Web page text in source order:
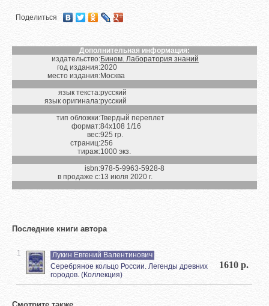
Поделиться
Дополнительная информация:
издательство:Бином. Лаборатория знаний
год издания:2020
место издания:Москва
язык текста:русский
язык оригинала:русский
тип обложки:Твердый переплет
формат:84х108 1/16
вес:925 гр.
страниц:256
тираж:1000 экз.
isbn:978-5-9963-5928-8
в продаже с:13 июля 2020 г.
Последние книги автора
1
Лукин Евгений Валентинович
Серебряное кольцо России. Легенды древних
городов. (Коллекция)
1610 р.